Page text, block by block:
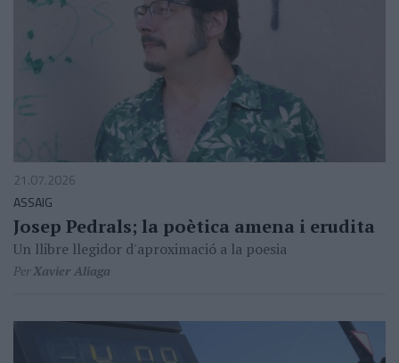
21.07.2026
ASSAIG
Josep Pedrals; la poètica amena i erudita
Un llibre llegidor d'aproximació a la poesia
PerXavier Aliaga